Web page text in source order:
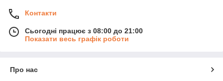
Контакти
Сьогодні працює з 08:00 до 21:00
Показати весь графік роботи
Про нас